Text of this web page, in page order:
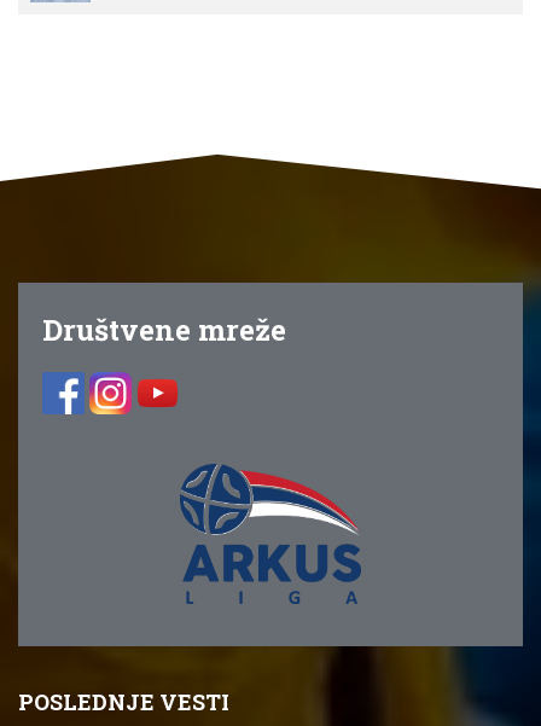
Društvene mreže
POSLEDNJE VESTI